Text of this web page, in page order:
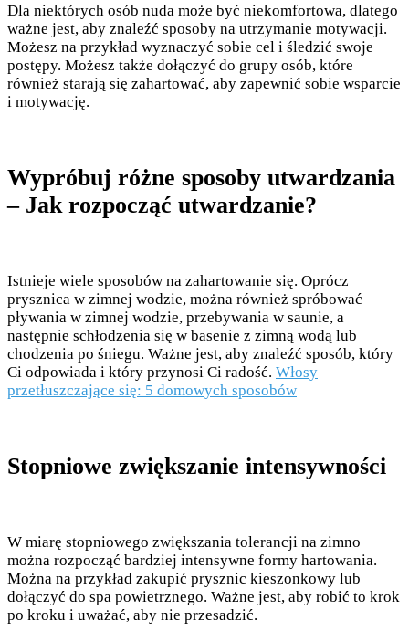
Dla niektórych osób nuda może być niekomfortowa, dlatego
ważne jest, aby znaleźć sposoby na utrzymanie motywacji.
Możesz na przykład wyznaczyć sobie cel i śledzić swoje
postępy. Możesz także dołączyć do grupy osób, które
również starają się zahartować, aby zapewnić sobie wsparcie
i motywację.
Wypróbuj różne sposoby utwardzania
– Jak rozpocząć utwardzanie?
Istnieje wiele sposobów na zahartowanie się. Oprócz
prysznica w zimnej wodzie, można również spróbować
pływania w zimnej wodzie, przebywania w saunie, a
następnie schłodzenia się w basenie z zimną wodą lub
chodzenia po śniegu. Ważne jest, aby znaleźć sposób, który
Ci odpowiada i który przynosi Ci radość. Włosy
przetłuszczające się: 5 domowych sposobów
Stopniowe zwiększanie intensywności
W miarę stopniowego zwiększania tolerancji na zimno
można rozpocząć bardziej intensywne formy hartowania.
Można na przykład zakupić prysznic kieszonkowy lub
dołączyć do spa powietrznego. Ważne jest, aby robić to krok
po kroku i uważać, aby nie przesadzić.